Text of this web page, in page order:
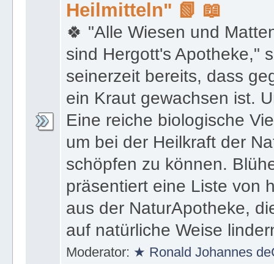
📚 "Das verlorene
Heilmitteln" 📗 📖
🍀 "Alle Wiesen und
sind Hergott's Apotheke,"
seinerzeit bereits, dass
ein Kraut gewachsen ist.
Eine reiche biologische
um bei der Heilkraft der
schöpfen zu können.
präsentiert eine Liste von
aus der NaturApotheke,
auf natürliche Weise